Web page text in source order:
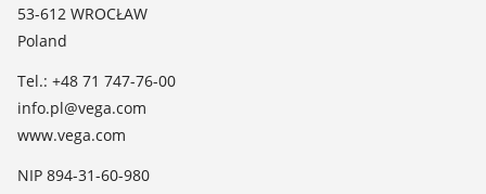
TeamViewer
Media
53-612 WROCŁAW
Poland
Tel.: +48 71 747-76-00
info.pl@vega.com
www.vega.com
NIP 894-31-60-980